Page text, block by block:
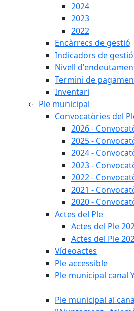
2024
2023
2022
Encàrrecs de gestió
Indicadors de
Nivell
Termini de
Inventari
Ple municipal
Convocatòries del
2026 -
2025 -
2024 -
2023 -
2022 -
2021 -
2020 -
Actes del Ple
Actes del Ple
Actes del Ple
Vídeoactes
Ple accessible
Ple municipal canal
Ple municipal al